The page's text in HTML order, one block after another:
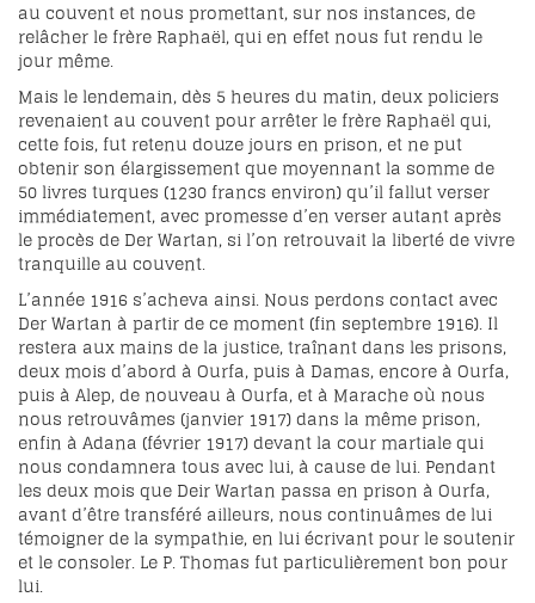
au couvent et nous promettant, sur nos instances, de
relâcher le frère Raphaël, qui en effet nous fut rendu le
jour même.
Mais le lendemain, dès 5 heures du matin, deux policiers
revenaient au couvent pour arrêter le frère Raphaël qui,
cette fois, fut retenu douze jours en prison, et ne put
obtenir son élargissement que moyennant la somme de
50 livres turques (1230 francs environ) qu’il fallut verser
immédiatement, avec promesse d’en verser autant après
le procès de Der Wartan, si l’on retrouvait la liberté de vivre
tranquille au couvent.
L’année 1916 s’acheva ainsi. Nous perdons contact avec
Der Wartan à partir de ce moment (fin septembre 1916). Il
restera aux mains de la justice, traînant dans les prisons,
deux mois d’abord à Ourfa, puis à Damas, encore à Ourfa,
puis à Alep, de nouveau à Ourfa, et à Marache où nous
nous retrouvâmes (janvier 1917) dans la même prison,
enfin à Adana (février 1917) devant la cour martiale qui
nous condamnera tous avec lui, à cause de lui. Pendant
les deux mois que Deir Wartan passa en prison à Ourfa,
avant d’être transféré ailleurs, nous continuâmes de lui
témoigner de la sympathie, en lui écrivant pour le soutenir
et le consoler. Le P. Thomas fut particulièrement bon pour
lui.